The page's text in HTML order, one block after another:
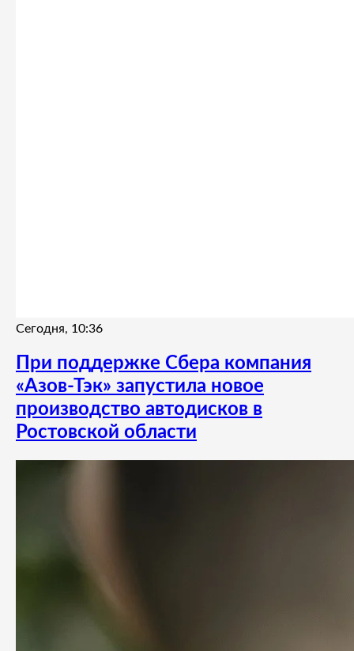
Сегодня, 10:36
При поддержке Сбера компания
«Азов-Тэк» запустила новое
производство автодисков в
Ростовской области